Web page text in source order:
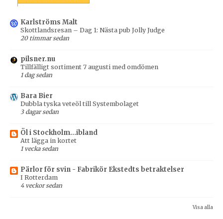
Karlströms Malt
Skottlandsresan – Dag 1: Nästa pub Jolly Judge
20 timmar sedan
pilsner.nu
Tillfälligt sortiment 7 augusti med omdömen
1 dag sedan
Bara Bier
Dubbla tyska veteöl till Systembolaget
3 dagar sedan
Öl i Stockholm...ibland
Att lägga in kortet
1 vecka sedan
Pärlor för svin - Fabrikör Ekstedts betraktelser
I Rotterdam
4 veckor sedan
Visa alla